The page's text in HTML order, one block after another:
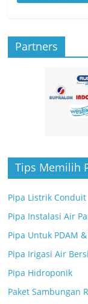
Partners
Tips Memilih
Pipa Listrik Conduit
Pipa Instalasi Air
Pipa Untuk PDAM
Pipa Irigasi Air
Pipa Hidroponik
Paket Sambungan